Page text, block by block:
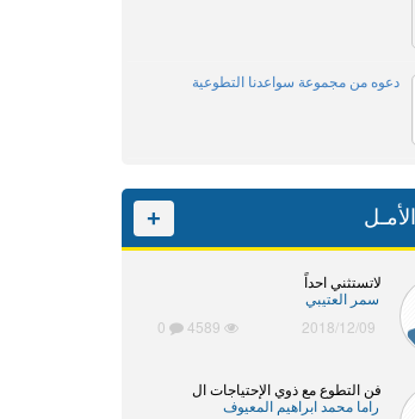
دعوه من مجموعة سواعدنا التطوعية
+
لاتستثني احداً
سمر العتيبي
2018/12/09
فن التطوع مع ذوي الإحتياجات ال
راما محمد ابراهيم المعيوف